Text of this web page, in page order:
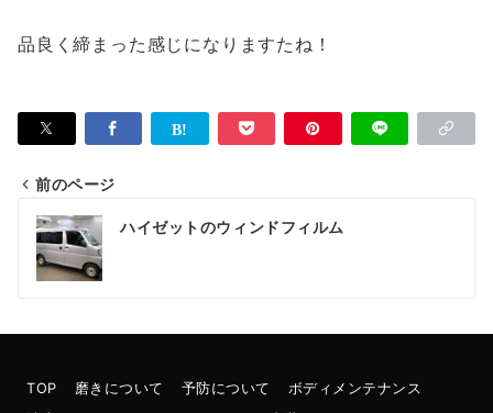
品良く締まった感じになりますたね！
投
稿
ナ
ビ
ー
前のページ
ハイゼットのウィンドフィルム
TOP 磨きについて 予防について
ボディメンテナンス